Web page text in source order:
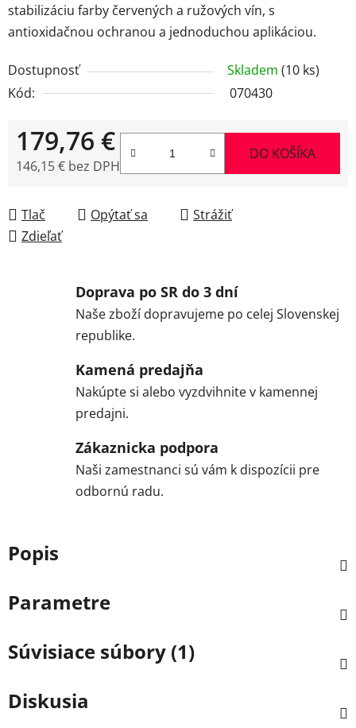
stabilizáciu farby červených a ružových vín, s
antioxidačnou ochranou a jednoduchou aplikáciou.
Dostupnosť Skladem (10 ks)
Kód:
070430
179,76 €
146,15 € bez DPH
DO KOŠÍKA
Tlač Opýtať sa
Strážiť
Zdieľať
Doprava po SR do 3 dní
Naše zboží dopravujeme po celej Slovenskej
republike.
Kamená predajňa
Nakúpte si alebo vyzdvihnite v kamennej
predajni.
Zákaznicka podpora
Naši zamestnanci sú vám k dispozícii pre
odbornú radu.
Popis
Parametre
Súvisiace súbory (1)
Diskusia